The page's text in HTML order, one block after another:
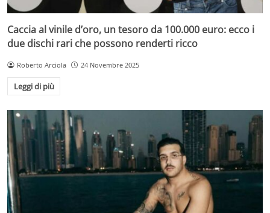
Caccia al vinile d’oro, un tesoro da 100.000 euro: ecco i
due dischi rari che possono renderti ricco
Roberto Arciola 24 Novembre 2025
Leggi di più